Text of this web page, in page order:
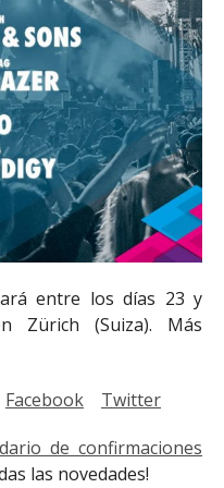
entre los días 23 y
Zürich (Suiza). Más
Facebook Twitter
de confirmaciones
las novedades!